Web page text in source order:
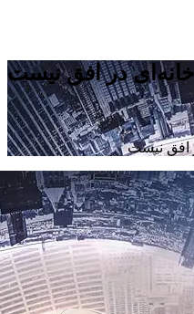
در افق نیست
افق نیست